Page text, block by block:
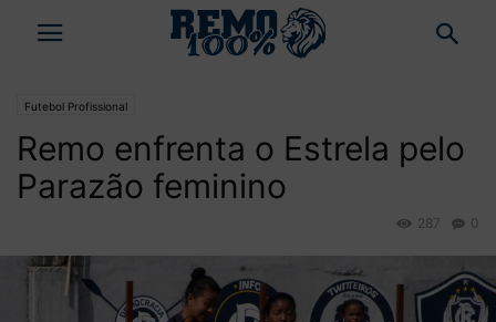
Futebol Profissional
Remo enfrenta o Estrela pelo
Parazão feminino
0
287